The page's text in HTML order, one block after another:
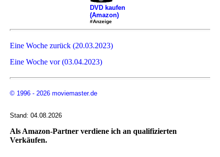
DVD kaufen
(Amazon)
#Anzeige
Eine Woche zurück (20.03.2023)
Eine Woche vor (03.04.2023)
© 1996 - 2026 moviemaster.de
Stand: 04.08.2026
Als Amazon-Partner verdiene ich an qualifizierten
Verkäufen.